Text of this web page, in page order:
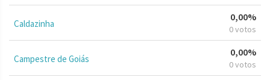
Caldazinha
0,00%
0 votos
Campestre de Goiás
0,00%
0 votos